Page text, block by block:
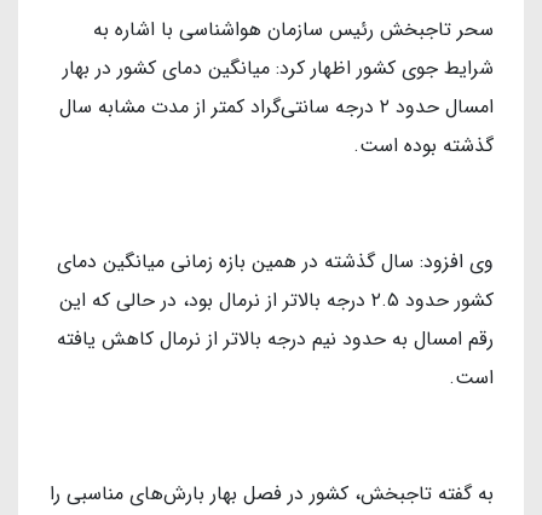
سحر تاجبخش رئیس سازمان هواشناسی با اشاره به
شرایط جوی کشور اظهار کرد: میانگین دمای کشور در بهار
امسال حدود ۲ درجه سانتی‌گراد کمتر از مدت مشابه سال
گذشته بوده است.
وی افزود: سال گذشته در همین بازه زمانی میانگین دمای
کشور حدود ۲.۵ درجه بالاتر از نرمال بود، در حالی که این
رقم امسال به حدود نیم درجه بالاتر از نرمال کاهش یافته
است.
به گفته تاجبخش، کشور در فصل بهار بارش‌های مناسبی را